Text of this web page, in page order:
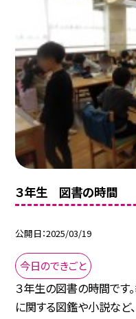
３年生 図書の時間
公開日 2025/03/19
今日のできごと
３年生の図書の時間です
に関する図鑑や小説など